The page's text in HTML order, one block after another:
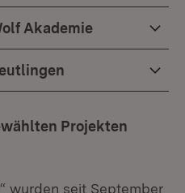
Akademie
Projekten
wurden seit September